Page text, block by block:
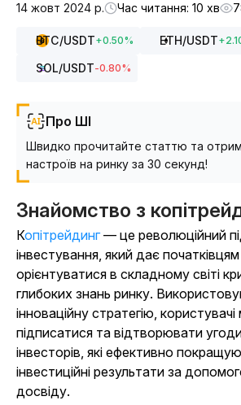
14 жовт 2024 р.
Час читання: 10 хв
BTC/USDT+0.50% ETH/USDT+
SOL/USDT-0.80%
Про ШІ
Швидко прочитайте статтю та
настроїв на ринку за 30 секунд!
Знайомство з
Копітрейдинг— це революційний
інвестування, який дає
орієнтуватися в складному світі
глибоких знань ринку.
інноваційну стратегію,
підписатися та відтворювати
інвесторів, які ефективно
інвестиційні результати за
досвіду.